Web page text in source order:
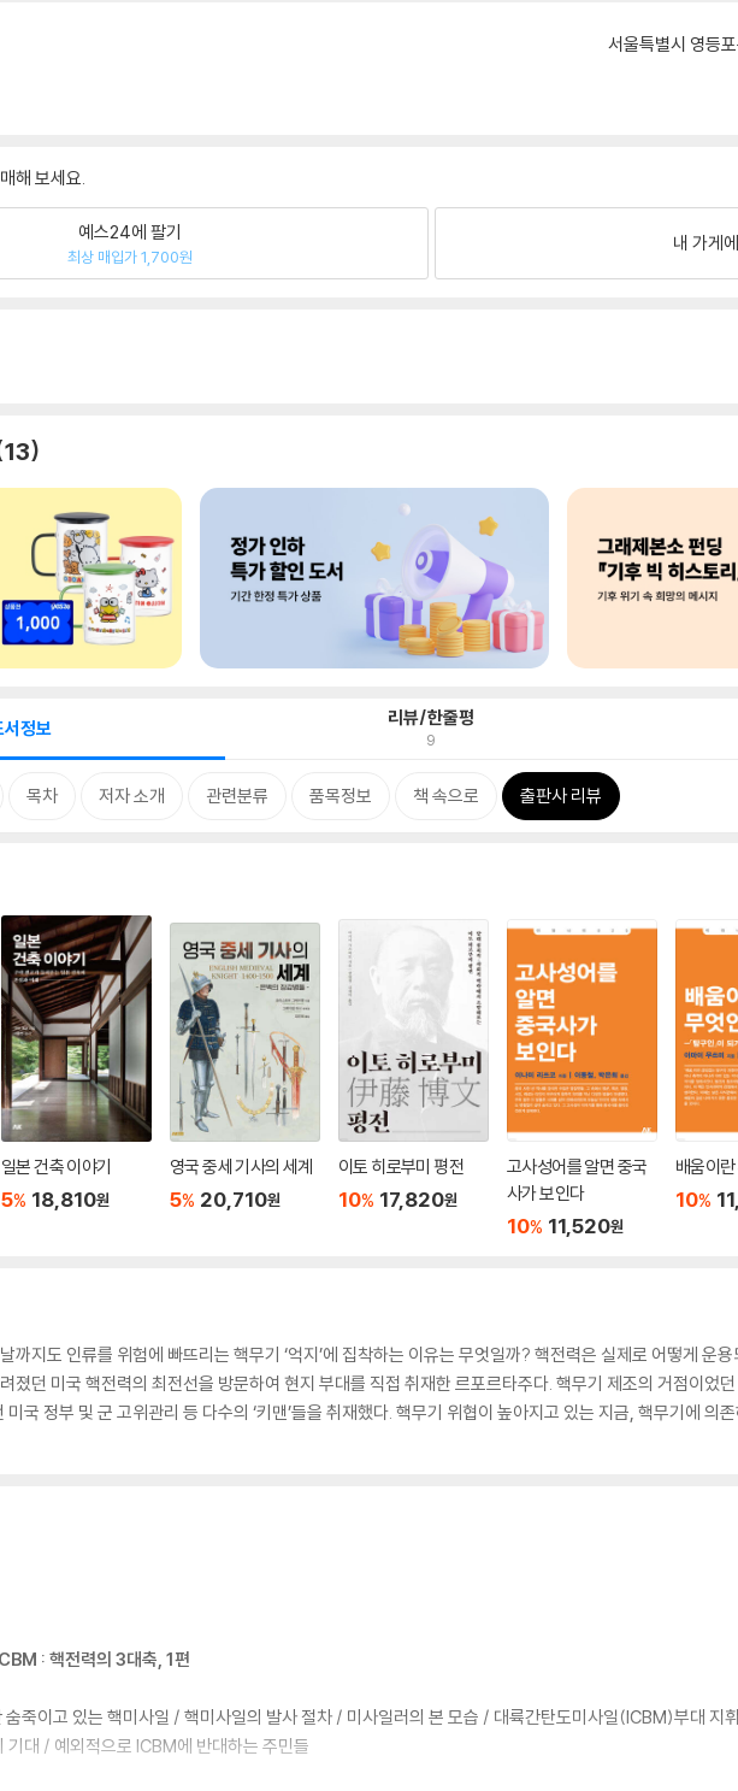
서울특별시 영등
해 보세요.
예스24에 팔기
최상 매입가 1,700원
내 가게
13
서정보 리뷰/한줄평
9
목차 저자 소개 관련분류 품목정보 책 속으로 출판사 리뷰
일본 건축 이야기
5% 18,810원
영국 중세 기사의 세계
5% 20,710원
이토 히로부미 평전
10% 17,820원
고사성어를 알면 중국
사가 보인다
10% 11,520원
배움이
10%
까지도 인류를 위험에 빠뜨리는 핵무기 ‘억지’에 집착하는 이유는 무엇일까? 핵전력은 실제로 어떻게 운
졌던 미국 핵전력의 최전선을 방문하여 현지 부대를 직접 취재한 르포르타주다. 핵무기 제조의 거점이었
국 정부 및 군 고위관리 등 다수의 ‘키맨’들을 취재했다. 핵무기 위협이 높아지고 있는 지금, 핵무기에 의
: 핵전력의 3대축, 1편
죽이고 있는 핵미사일 / 핵미사일의 발사 절차 / 미사일러의 본 모습 / 대륙간탄도미사일(ICBM)부대 지
기대 / 예외적으로 ICBM에 반대하는 주민들